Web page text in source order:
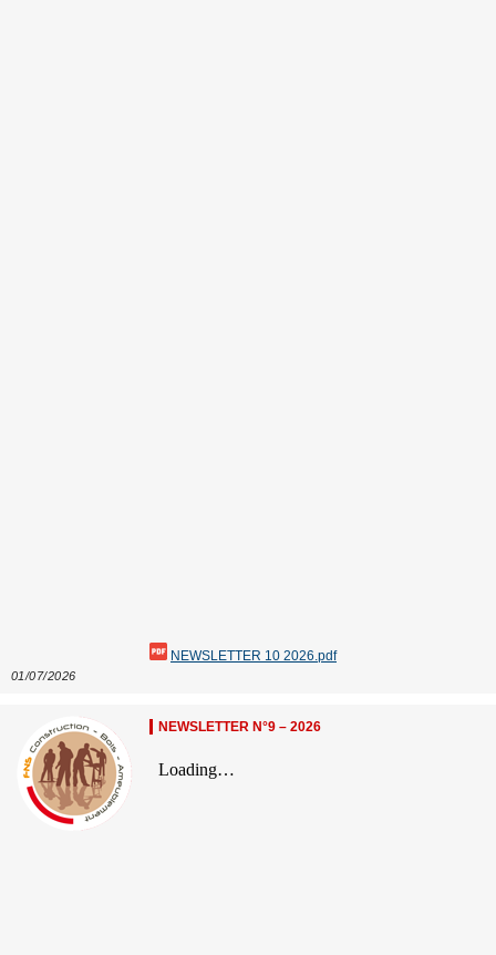
NEWSLETTER 10 2026.pdf
01/07/2026
NEWSLETTER N°9 – 2026